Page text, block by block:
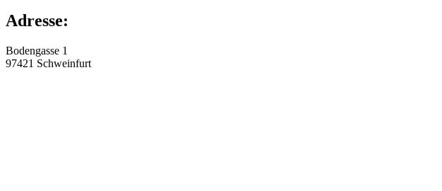
Adresse:
Bodengasse 1
97421 Schweinfurt